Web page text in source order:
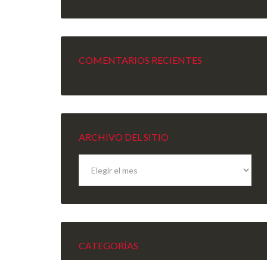
COMENTARIOS RECIENTES
ARCHIVO DEL SITIO
sitio
CATEGORÍAS